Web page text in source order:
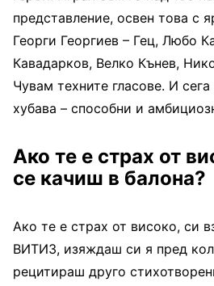
представление, освен това с
Георги Георгиев – Гец, Любо
Кавадарков, Велко Кънев,
Чувам техните гласове. И
хубава – способни и
Ако те е страх от
се качиш в балона?
Ако те е страх от високо, си
ВИТИЗ, изяждаш си я пред
рецитираш друго